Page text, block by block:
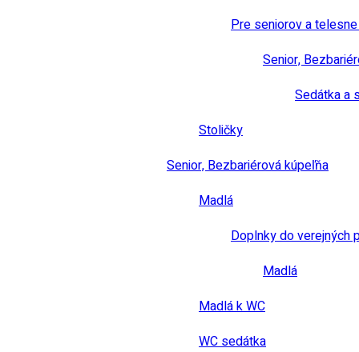
Pre seniorov a
Senior,
Sedátka a
Stoličky
Senior, Bezbariérová kúpeľňa
Madlá
Doplnky do verejných
Madlá
Madlá k WC
WC sedátka